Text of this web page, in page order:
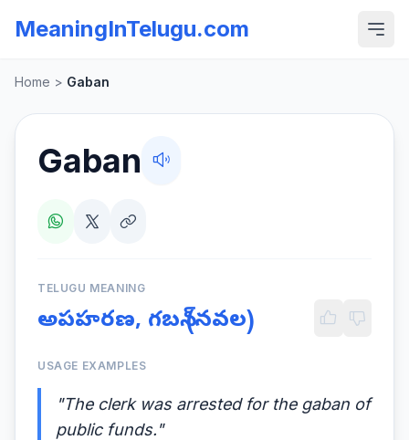
MeaningInTelugu.com
Home > Gaban
Gaban
TELUGU MEANING
అపహరణ, గబన్ (నవల)
USAGE EXAMPLES
"The clerk was arrested for the gaban of
public funds."